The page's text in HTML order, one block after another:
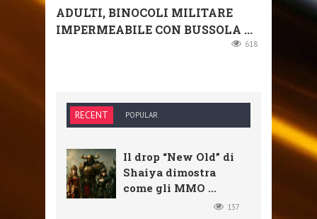
ADULTI, BINOCOLI MILITARE
IMPERMEABILE CON BUSSOLA ...
618
RECENT POPULAR
Il drop “New Old” di
Shaiya dimostra
come gli MMO ...
137